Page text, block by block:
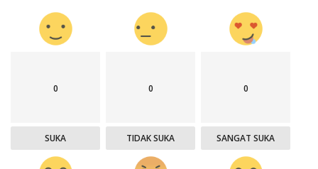
0
SUKA
0
TIDAK SUKA
0
SANGAT SUKA